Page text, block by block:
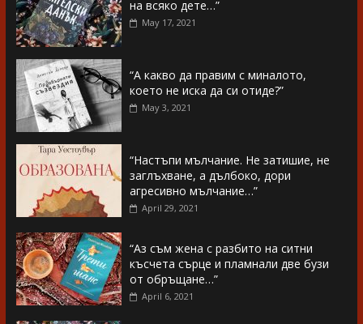
на всяко дете…”
May 17, 2021
“А какво да правим с миналото,
което не иска да си отиде?”
May 3, 2021
“Настъпи мълчание. Не затишие, не
заглъхване, а дълбоко, дори
агресивно мълчание…”
April 29, 2021
“Аз съм жена с разбито на ситни
късчета сърце и пламнали две бузи
от обръщане…”
April 6, 2021